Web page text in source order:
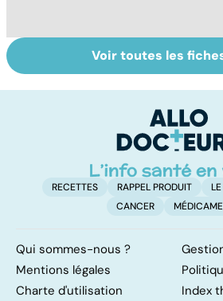
Sclérose en
plaques : tout
neurologique
Tout
les
Voir toutes les
RECETTES RAPPEL PRODUIT
CANCER
Qui sommes-nous ?
Mentions légales
Charte d'utilisation
Index